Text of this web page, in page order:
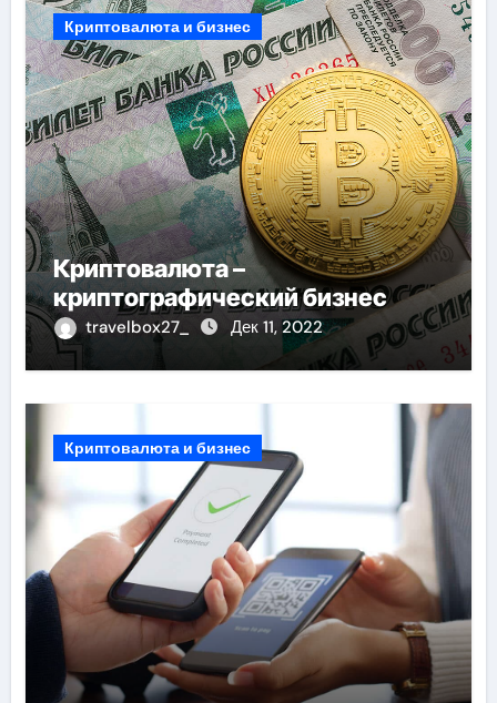
Криптовалюта и бизнес
Криптовалюта –
криптографический бизнес
travelbox27_ Дек 11, 2022
Криптовалюта и бизнес